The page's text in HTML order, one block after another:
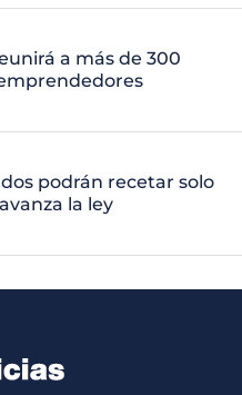
a más de 300
podrán recetar solo
la ley